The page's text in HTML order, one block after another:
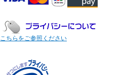
こちらをご参照ください